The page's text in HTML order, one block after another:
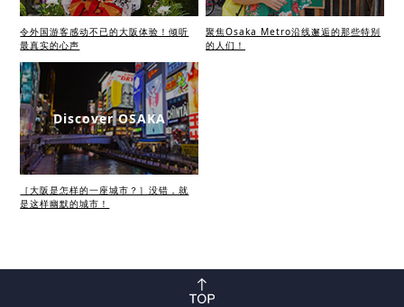
令外国游客感动不已的大阪体验！倾听
最真实的心声
聚焦Osaka Metro沿线邂逅的那些特别
的人们！
Discover OSAKA
［大阪是怎样的一座城市？］没错，就
是这样幽默的城市！